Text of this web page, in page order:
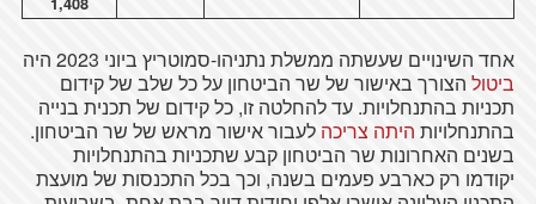
אחד השינויים שעשתה ממשלת נתניהו-סמוטריץ ביוני 2023 היה
ביטולהצורך באישור של שר הביטחון על כל שלב של קידום
תכניות בהתנחלויות. עד להחלטה זו, כל קידום של תכנית בנייה
בהתנחלויות היתה צריכה לעבור אישור מראש של שר הביטחון.
בשנים האחרונות שר הביטחון קבע שתכניות בהתנחלויות
יקודמו רק כארבע פעמים בשנה, וכך בכל התכנסות של מועצת